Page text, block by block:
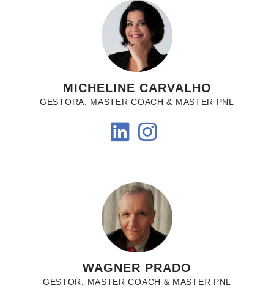
MICHELINE CARVALHO
GESTORA, MASTER COACH & MASTER PNL
WAGNER PRADO
GESTOR, MASTER COACH & MASTER PNL